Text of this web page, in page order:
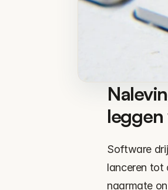
Software
lanceren tot
naarmate